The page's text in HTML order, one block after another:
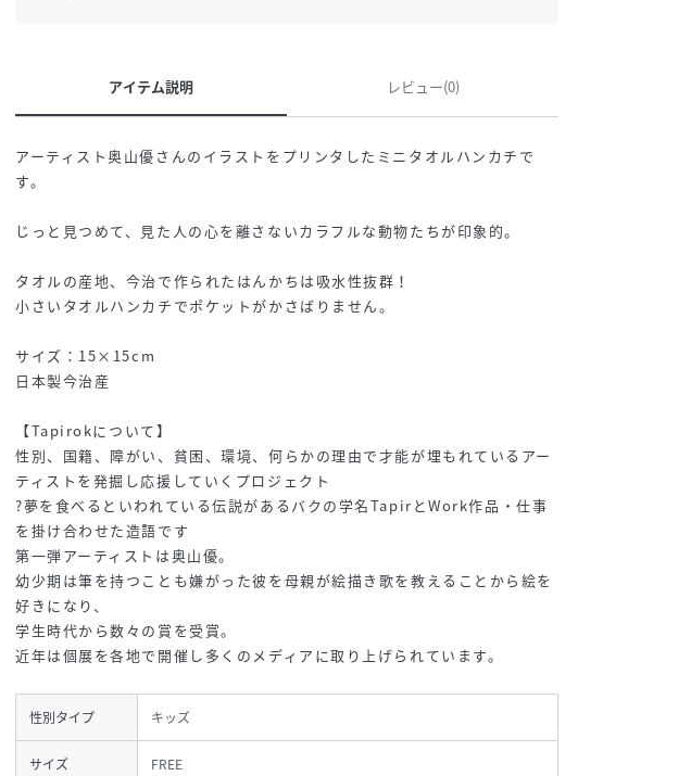
アイテム説明 レビュー(0)
アーティスト奥山優さんのイラストをプリンタしたミニタオルハンカチで
す。
じっと見つめて、見た人の心を離さないカラフルな動物たちが印象的。
タオルの産地、今治で作られたはんかちは吸水性抜群！
小さいタオルハンカチでポケットがかさばりません。
サイズ：15×15cm
日本製今治産
【Tapirokについて】
性別、国籍、障がい、貧困、環境、何らかの理由で才能が埋もれているアー
ティストを発掘し応援していくプロジェクト
?夢を食べるといわれている伝説があるバクの学名TapirとWork作品・仕事
を掛け合わせた造語です
第一弾アーティストは奥山優。
幼少期は筆を持つことも嫌がった彼を母親が絵描き歌を教えることから絵を
好きになり、
学生時代から数々の賞を受賞。
近年は個展を各地で開催し多くのメディアに取り上げられています。
性別タイプ キッズ
サイズ FREE